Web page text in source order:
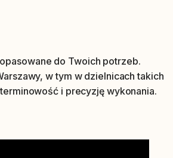
do Twoich potrzeb.
w tym w dzielnicach takich
i precyzję wykonania.